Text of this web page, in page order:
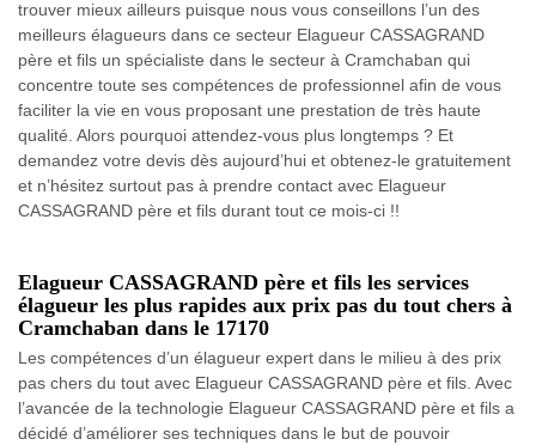
trouver mieux ailleurs puisque nous vous conseillons l’un des
meilleurs élagueurs dans ce secteur Elagueur CASSAGRAND
père et fils un spécialiste dans le secteur à Cramchaban qui
concentre toute ses compétences de professionnel afin de vous
faciliter la vie en vous proposant une prestation de très haute
qualité. Alors pourquoi attendez-vous plus longtemps ? Et
demandez votre devis dès aujourd’hui et obtenez-le gratuitement
et n’hésitez surtout pas à prendre contact avec Elagueur
CASSAGRAND père et fils durant tout ce mois-ci !!
Elagueur CASSAGRAND père et fils les services
élagueur les plus rapides aux prix pas du tout chers à
Cramchaban dans le 17170
Les compétences d’un élagueur expert dans le milieu à des prix
pas chers du tout avec Elagueur CASSAGRAND père et fils. Avec
l’avancée de la technologie Elagueur CASSAGRAND père et fils a
décidé d’améliorer ses techniques dans le but de pouvoir